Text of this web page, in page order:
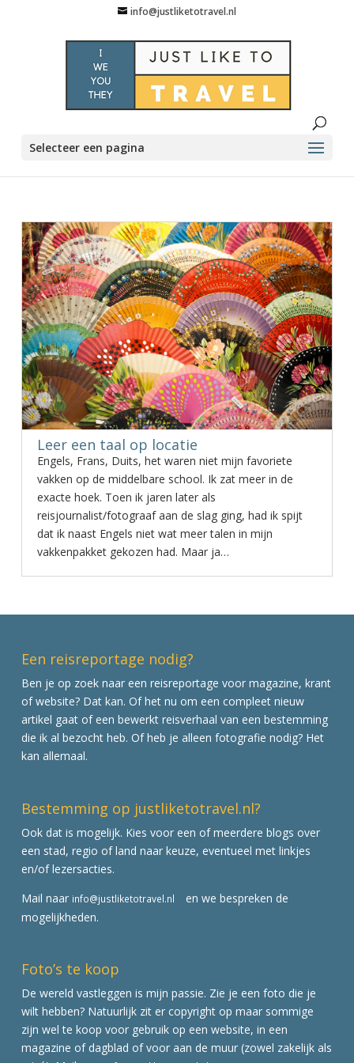
info@justliketotravel.nl
Selecteer een pagina
Leer een taal op locatie
Engels, Frans, Duits, het waren niet mijn favoriete
vakken op de middelbare school. Ik zat meer in de
exacte hoek. Toen ik jaren later als
reisjournalist/fotograaf aan de slag ging, had ik spijt
dat ik naast Engels niet wat meer talen in mijn
vakkenpakket gekozen had. Maar ja…
Een reisreportage nodig?
Ben je op zoek naar een reisreportage voor magazine, krant
of website? Dat kan. Of het nu om een compleet nieuw
artikel gaat of een bewerkt reisverhaal van een bestemming
die ik al bezocht heb. Of heb je alleen fotografie nodig? Het
kan allemaal.
Bestemming op justliketotravel.nl?
Ook dat is mogelijk. Kies voor een of meerdere blogs over
een stad, regio of land naar keuze, eventueel met linkjes
en/of lezersacties.
Mail naar info@justliketotravel.nl
en we bespreken de
mogelijkheden.
Foto’s te koop
De wereld vastleggen is mijn passie. Zie je een foto die je
wilt hebben? Natuurlijk zit er copyright op maar sommige
zijn wel te koop voor gebruik op een website, in een
magazine of dagblad of voor aan de muur (zowel zakelijk als